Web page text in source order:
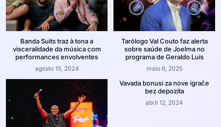
Banda Suits traz à tona a
visceralidade da música com
performances envolventes
agosto 15, 2024
Tarólogo Val Couto faz alerta
sobre saúde de Joelma no
programa de Geraldo Luís
maio 6, 2025
Vavada bonusi za nove igrače
bez depozita
abril 12, 2024